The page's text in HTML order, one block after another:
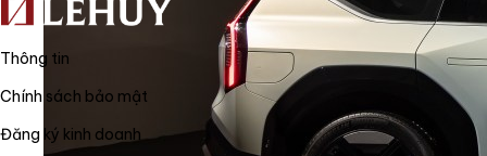
Thông tin
Chính sách bảo mật
Đăng ký kinh doanh